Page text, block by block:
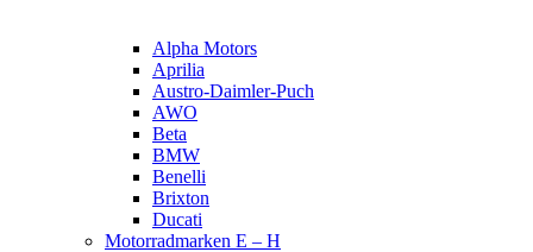
Alpha Motors
Aprilia
Austro-Daimler-Puch
AWO
Beta
BMW
Benelli
Brixton
Ducati
Motorradmarken E – H